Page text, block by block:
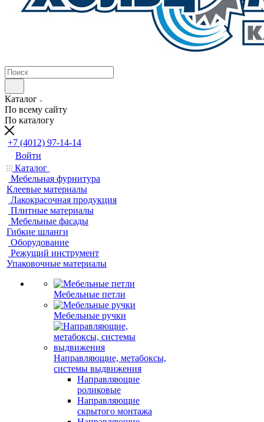
Каталог
По всему сайту
По каталогу
+7 (4012) 97-14-14
Войти
Каталог
Мебельная фурнитура
Клеевые материалы
Лакокрасочная продукция
Плитные материалы
Мебельные фасады
Гибкие шланги
Оборудование
Режущий инструмент
Упаковочные материалы
Мебельные петли
Мебельные ручки
Направляющие, метабоксы,
системы выдвижения
Направляющие
роликовые
Направляющие
скрытого монтажа